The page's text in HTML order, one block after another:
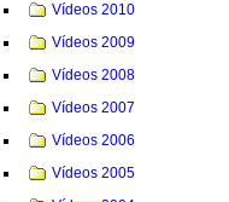
Vídeos 2010
Vídeos 2009
Vídeos 2008
Vídeos 2007
Vídeos 2006
Vídeos 2005